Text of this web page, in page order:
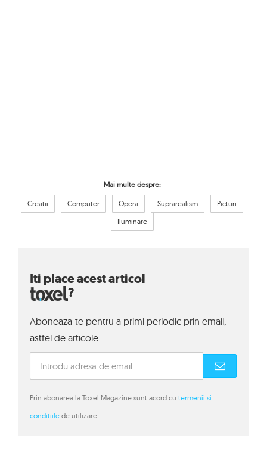
Mai multe despre:
Creatii Computer Opera Suprarealism
Picturi
Iluminare
Iti place acest articol
?
Aboneaza-te pentru a primi periodic prin email,
astfel de articole.
Prin abonarea la Toxel Magazine sunt acord cu termenii si
conditiile de utilizare.